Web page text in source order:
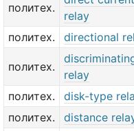
политех.
relay
политех. directional
политех.
relay
политех. disk-type
политех.
distance